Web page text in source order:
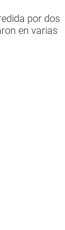
por dos
en varias